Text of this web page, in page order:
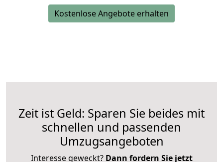
Kostenlose Angebote erhalten
Zeit ist Geld: Sparen Sie beides mit
schnellen und passenden
Umzugsangeboten
Interesse geweckt? Dann fordern Sie jetzt